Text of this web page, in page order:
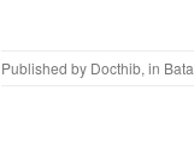
Published by Docthib, in